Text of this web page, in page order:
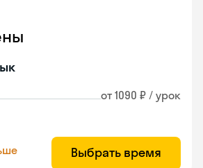
от 1090 ₽ / урок
Выбрать время